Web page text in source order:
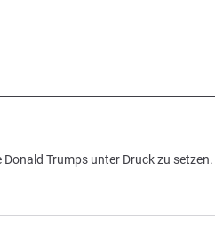
Trumps unter Druck zu setzen.